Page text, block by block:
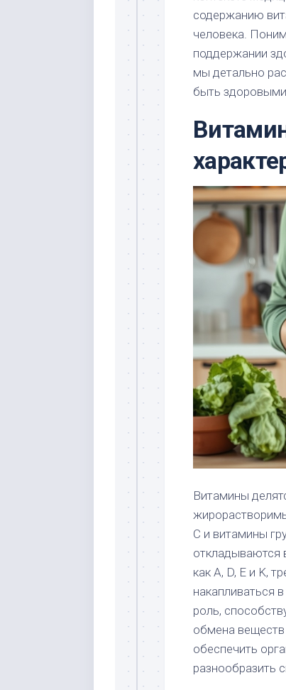
содержанию
человека.
поддержании
мы детально
быть
Витамины
C и витамины
откладываются
как A, D, E и K,
накапливаться
роль,
обмена
обеспечить
разнообразить